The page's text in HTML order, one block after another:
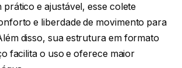
prático e ajustável, esse colete
e liberdade de movimento para
disso, sua estrutura em formato
facilita o uso e oferece maior